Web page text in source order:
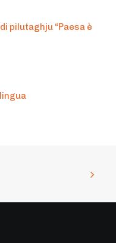
pilutaghju “Paesa è